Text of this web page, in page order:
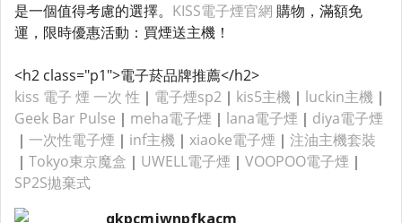
是一個值得考慮的選擇。 KISS電子煙官網 購物，滿額免
運，限時優惠活動：買煙送主機！
<h2 class="p1">電子菸品牌推薦</h2>
kiss 電子 煙 一次 性 ｜ 電子煙sp2 ｜ kis5主機 ｜ luckin主機 ｜
Geek Bar Pulse ｜ meha電子煙 ｜ lana電子煙 ｜ diya電子煙
｜ 一次性電子煙 ｜ inf主機 ｜ xiaoke電子煙 ｜ 注油主機套裝
｜ Tokyo東京魔盒 ｜ UWELL電子煙 ｜ VOOPOO電子煙 ｜
SP2S拋棄式
qkpcmjwnpfkacm